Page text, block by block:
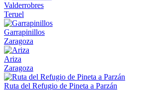
Valderrobres
Teruel
Garrapinillos
Zaragoza
Ariza
Zaragoza
Ruta del Refugio de Pineta a Parzán